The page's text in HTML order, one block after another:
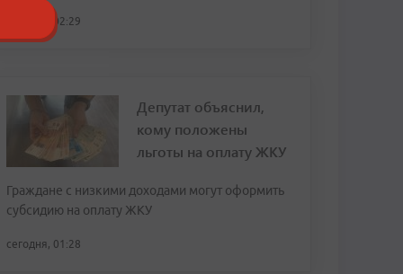
сегодня, 02:29
Депутат объяснил,
кому положены
льготы на оплату ЖКУ
Граждане с низкими доходами могут оформить
субсидию на оплату ЖКУ
сегодня, 01:28